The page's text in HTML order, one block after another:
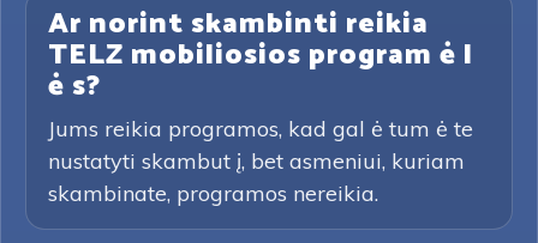
Ar norint skambinti reikia
TELZ mobiliosios program ė l
ė s?
Jums reikia programos, kad gal ė tum ė te
nustatyti skambut į, bet asmeniui, kuriam
skambinate, programos nereikia.